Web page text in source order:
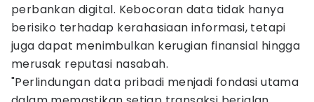
perbankan digital. Kebocoran data tidak hanya
berisiko terhadap kerahasiaan informasi, tetapi
juga dapat menimbulkan kerugian finansial hingga
merusak reputasi nasabah.
"Perlindungan data pribadi menjadi fondasi utama